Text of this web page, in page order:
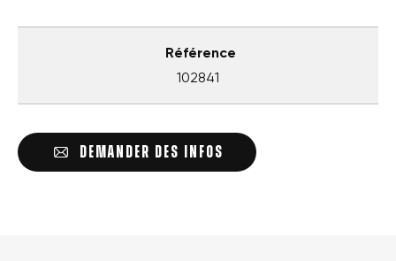
Référence
102841
DEMANDER DES INFOS